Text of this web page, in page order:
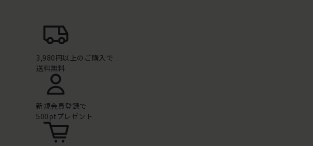
3,980円以上のご購入で
送料無料
新規会員登録で
500ptプレゼント